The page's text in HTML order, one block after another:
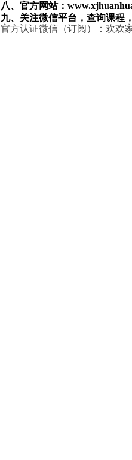
八、官方网站：
九、关注微信平台，查询课程
官方认证微信（订阅）：欢欢